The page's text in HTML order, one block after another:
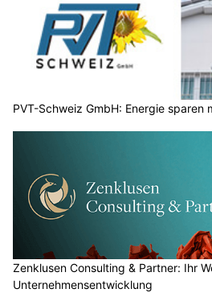
PVT-Schweiz GmbH: Energie sparen
Zenklusen Consulting & Partner: Ihr
Unternehmensentwicklung